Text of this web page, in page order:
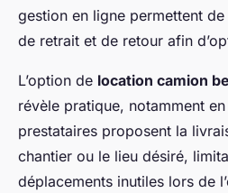
gestion en ligne permettent
de retrait et de retour afin
L’option de location camion
révèle pratique, notamment
prestataires proposent la
chantier ou le lieu désiré,
déplacements inutiles lors de